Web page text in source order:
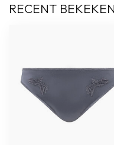
RECENT BEKEKEN